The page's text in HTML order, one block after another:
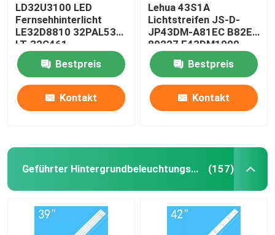
LD32U3100 LED
Fernsehhinterlicht
LE32D8810 32PAL535
LT-32C461
LE32B8000T
Bestpreis
Kontakt
Lehua 43S1A
Lichtstreifen JS-D-
JP43DM-A81EC B82EC
80227 E43DM1000
Bestpreis
Kontakt
Geführter Hintergrundbeleuchtungsstreifen (157)